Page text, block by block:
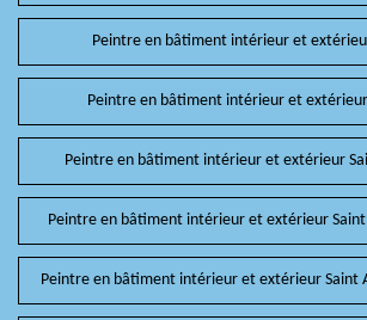
Peintre en bâtiment intérieur et
Peintre en bâtiment intérieur et
Peintre en bâtiment intérieur et extérieur
Peintre en bâtiment intérieur et extérieur Saint
Peintre en bâtiment intérieur et extérieur Saint